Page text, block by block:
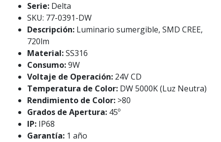
Serie: Delta
SKU: 77-0391-DW
Descripción: Luminario sumergible, SMD CREE,
720lm
Material:SS316
Consumo:9W
Voltaje de Operación: 24V CD
Temperatura de Color: DW 5000K (Luz Neutra)
Rendimiento de Color: >80
Grados de Apertura: 45º
IP: IP68
Garantía: 1 año